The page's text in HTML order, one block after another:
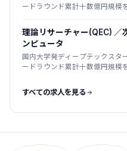
ードラウンド累計十数億円規模
理論リサーチャー(QEC) ／
ンピュータ
国内大学発ディープテックスタ
ードラウンド累計十数億円規模
すべての求人を見る